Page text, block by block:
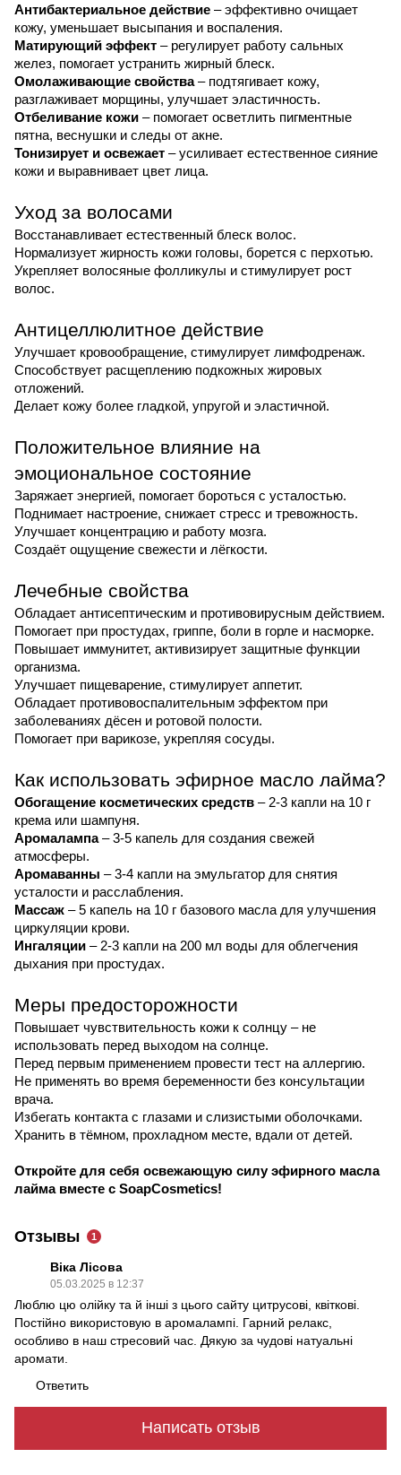
Антибактериальное действие – эффективно очищает
кожу, уменьшает высыпания и воспаления.
Матирующий эффект – регулирует работу сальных
желез, помогает устранить жирный блеск.
Омолаживающие свойства– подтягивает кожу,
разглаживает морщины, улучшает эластичность.
Отбеливание кожи – помогает осветлить пигментные
пятна, веснушки и следы от акне.
Тонизирует и освежает – усиливает естественное сияние
кожи и выравнивает цвет лица.
Уход за волосами
Восстанавливает естественный блеск волос.
Нормализует жирность кожи головы, борется с перхотью.
Укрепляет волосяные фолликулы и стимулирует рост
волос.
Антицеллюлитное действие
Улучшает кровообращение, стимулирует лимфодренаж.
Способствует расщеплению подкожных жировых
отложений.
Делает кожу более гладкой, упругой и эластичной.
Положительное влияние на
эмоциональное состояние
Заряжает энергией, помогает бороться с усталостью.
Поднимает настроение, снижает стресс и тревожность.
Улучшает концентрацию и работу мозга.
Создаёт ощущение свежести и лёгкости.
Лечебные свойства
Обладает антисептическим и противовирусным действием.
Помогает при простудах, гриппе, боли в горле и насморке.
Повышает иммунитет, активизирует защитные функции
организма.
Улучшает пищеварение, стимулирует аппетит.
Обладает противовоспалительным эффектом при
заболеваниях дёсен и ротовой полости.
Помогает при варикозе, укрепляя сосуды.
Как использовать эфирное масло лайма?
Обогащение косметических средств – 2-3 капли на 10 г
крема или шампуня.
Аромалампа– 3-5 капель для создания свежей
атмосферы.
Аромаванны – 3-4 капли на эмульгатор для снятия
усталости и расслабления.
Массаж – 5 капель на 10 г базового масла для улучшения
циркуляции крови.
Ингаляции – 2-3 капли на 200 мл воды для облегчения
дыхания при простудах.
Меры предосторожности
Повышает чувствительность кожи к солнцу – не
использовать перед выходом на солнце.
Перед первым применением провести тест на аллергию.
Не применять во время беременности без консультации
врача.
Избегать контакта с глазами и слизистыми оболочками.
Хранить в тёмном, прохладном месте, вдали от детей.
Откройте для себя освежающую силу эфирного масла
лайма вместе с SoapCosmetics!
Отзывы 1
Віка Лісова
05.03.2025 в 12:37
Люблю цю олійку та й інші з цього сайту цитрусові, квіткові.
Постійно використовую в аромалампі. Гарний релакс,
особливо в наш стресовий час. Дякую за чудові натуальні
аромати.
Ответить
Написать отзыв